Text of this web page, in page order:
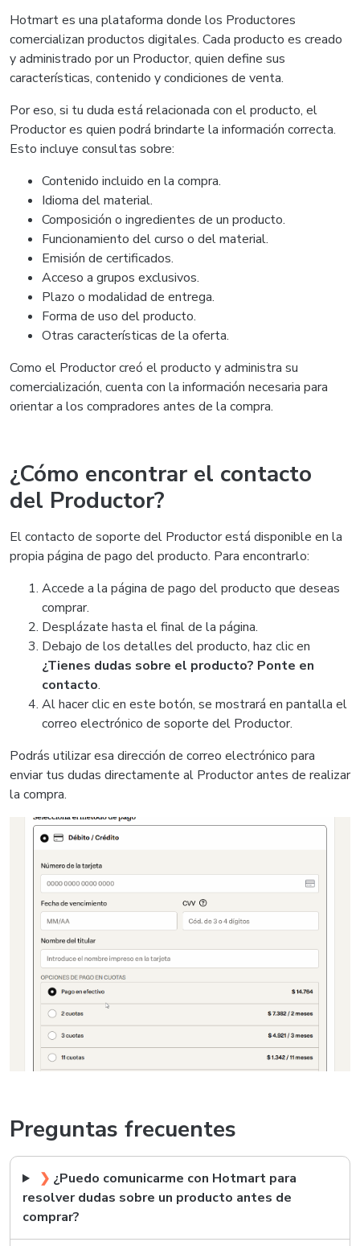
Hotmart es una plataforma donde los Productores
comercializan productos digitales. Cada producto es creado
y administrado por un Productor, quien define sus
características, contenido y condiciones de venta.
Por eso, si tu duda está relacionada con el producto, el
Productor es quien podrá brindarte la información correcta.
Esto incluye consultas sobre:
Contenido incluido en la compra.
Idioma del material.
Composición o ingredientes de un producto.
Funcionamiento del curso o del material.
Emisión de certificados.
Acceso a grupos exclusivos.
Plazo o modalidad de entrega.
Forma de uso del producto.
Otras características de la oferta.
Como el Productor creó el producto y administra su
comercialización, cuenta con la información necesaria para
orientar a los compradores antes de la compra.
¿Cómo encontrar el contacto
del Productor?
El contacto de soporte del Productor está disponible en la
propia página de pago del producto. Para encontrarlo:
Accede a la página de pago del producto que deseas
comprar.
Desplázate hasta el final de la página.
Debajo de los detalles del producto, haz clic en
¿Tienes dudas sobre el producto? Ponte en
contacto.
Al hacer clic en este botón, se mostrará en pantalla el
correo electrónico de soporte del Productor.
Podrás utilizar esa dirección de correo electrónico para
enviar tus dudas directamente al Productor antes de realizar
la compra.
Preguntas frecuentes
❯ ¿Puedo comunicarme con Hotmart para
resolver dudas sobre un producto antes de
comprar?